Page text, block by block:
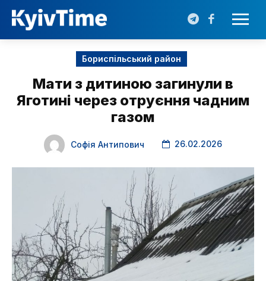
Бориспільський район
Мати з дитиною загинули в
Яготині через отруєння чадним
газом
Софія Антипович 26.02.2026